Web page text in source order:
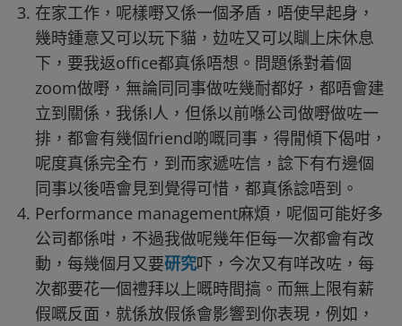
在家工作，呢樣嘢又係一個矛盾，唔使早起身，
幾時鍾意又可以玩下貓，攰咗又可以瞓上床休息
下，要我返office都真係唔想。問題係對着個
zoom做嘢，無論同同事做咗幾耐都好，都唔會建
立到關係，我係I人，但係以前喺公司做嘢做咗一
排，都會有幾個friend啲嘅同事，得閒傾下偈咁，
呢度真係完全冇，到而家遞咗信，諗下有冇邊個
同事以後唔會見到覺得可惜，都真係諗唔到。
Performance management麻煩，呢個可能好多
公司都係咁，不過我做呢幾年佢每一次都會有改
動，每幾個月又要研究吓，今次又有咩改咗，每
次都要花一個禮拜以上嘅時間搞。而無上限有薪
假嘅反面，就係放假係會影響到你表現，例如，